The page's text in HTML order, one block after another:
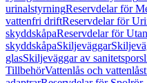
urinalstyrningReservdelar för
vattenfri driftReservdelar för
skyddskåpaReservdelar för Utan
skyddskåpaSkiljeväggar
glasSkiljeväggar av
TillbehörVattenlås och